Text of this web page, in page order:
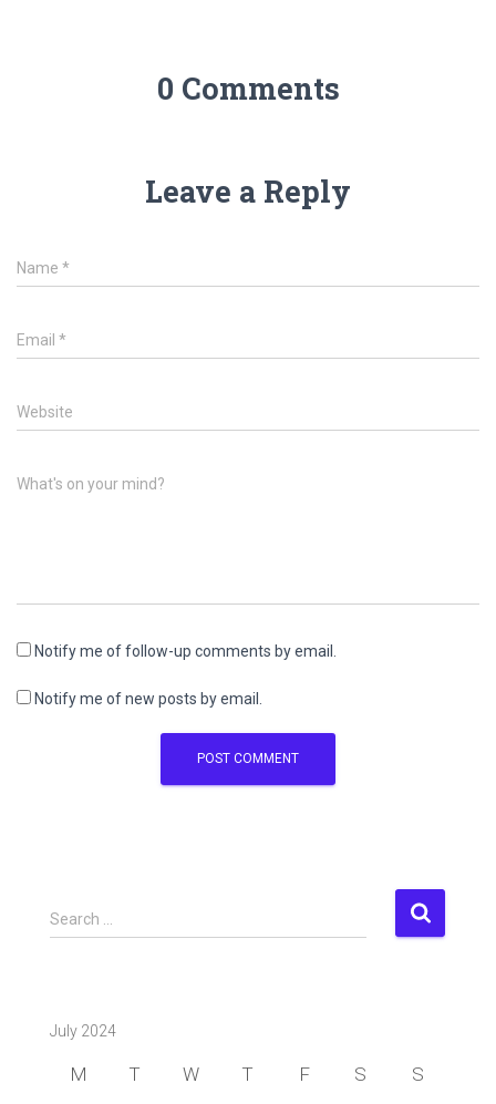
0 Comments
Leave a Reply
Name *
Email *
Website
What's on your mind?
Notify me of follow-up comments by email.
Notify me of new posts by email.
S
e
h
Search …
July 2024
M T W T F S S